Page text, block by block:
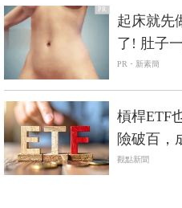
PR
起床就先
了! 肚子
PR・新素簡
槓桿ETF
險破百，
觀點新聞